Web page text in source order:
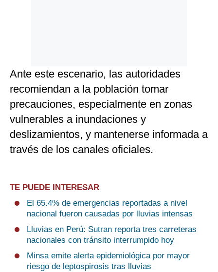
Ante este escenario, las autoridades
recomiendan a la población tomar
precauciones, especialmente en zonas
vulnerables a inundaciones y
deslizamientos, y mantenerse informada a
través de los canales oficiales.
TE PUEDE INTERESAR
El 65.4% de emergencias reportadas a nivel
nacional fueron causadas por lluvias intensas
Lluvias en Perú: Sutran reporta tres carreteras
nacionales con tránsito interrumpido hoy
Minsa emite alerta epidemiológica por mayor
riesgo de leptospirosis tras lluvias